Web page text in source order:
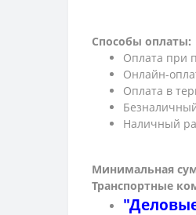
Способы оплаты:
Оплата при
Онлайн-
Оплата в
Наличный
Минимальная
Транспортные